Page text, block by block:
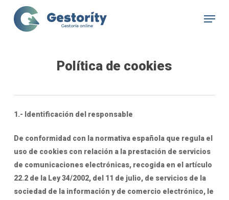
Menu
Política de cookies
1.- Identificación del responsable
De conformidad con la normativa española que regula el
uso de cookies con relación a la prestación de servicios
de comunicaciones electrónicas, recogida en el artículo
22.2 de la Ley 34/2002, del 11 de julio, de servicios de la
sociedad de la información y de comercio electrónico, le